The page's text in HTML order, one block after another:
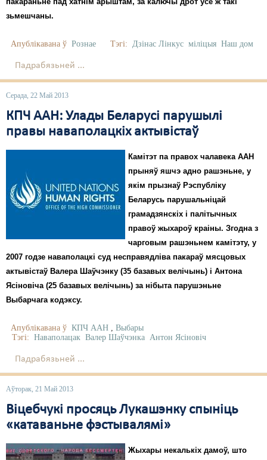
зьмешчаны.
Апублікавана ў Рознае Тэгі: Дзінас Лінкус міліцыя Наш дом
Падрабязьней ...
Серада, 22 Май 2013
КПЧ ААН: Улады Беларусі парушылі
правы наваполацкіх актывістаў
Камітэт па правох чалавека ААН
прыняў яшчэ адно рашэньне, у
якім прызнаў Рэспубліку
Беларусь парушальніцай
грамадзянскіх і палітычных
правоў жыхароў краіны. Згодна з
чарговым рашэньнем камітэту, у
2007 годзе наваполацкі суд несправядліва пакараў мясцовых
актывістаў Валера Шаўчэнку (35 базавых велічынь) і Антона
Ясіновіча (25 базавых велічынь) за нібыта парушэньне
Выбарчага кодэксу.
Апублікавана ў КПЧ ААН , Выбары
Тэгі: Наваполацак Валер Шаўчэнка Антон Ясіновіч
Падрабязьней ...
Аўторак, 21 Май 2013
Віцебчукі просяць Лукашэнку спыніць
«катаваньне фэстывалямі»
Жыхары некалькіх дамоў, што
Правы працоўных